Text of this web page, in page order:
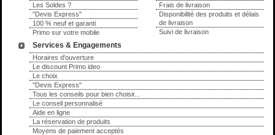
Les Soldes ?
"Devis Express"
100 % neuf et garanti
Primo sur votre mobile
Frais de livraison
Disponibilité des produits et délais
de livraison
Suivi de livraison
Services & Engagements
Horaires d'ouverture
Le discount Primo ideo
Le choix
"Devis Express"
Tous les conseils pour bien choisir...
Le conseil personnalisé
Aide en ligne
La réservation de produits
Moyens de paiement acceptés